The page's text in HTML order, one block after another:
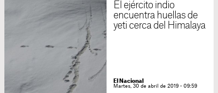
El ejército indio
encuentra huellas de
yeti cerca del Himalaya
El Nacional
Martes, 30 de abril de 2019 - 09:59